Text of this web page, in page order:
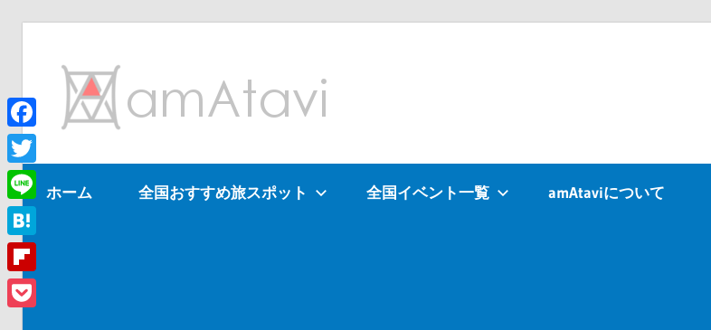
ン
ツ
へ
ス
キ
ッ
プ
を
見
ホーム 全国おすすめ旅スポット 全国イベント一覧 amAtaviについて
Facebook
Twitter
Line
Hatena
Flipboard